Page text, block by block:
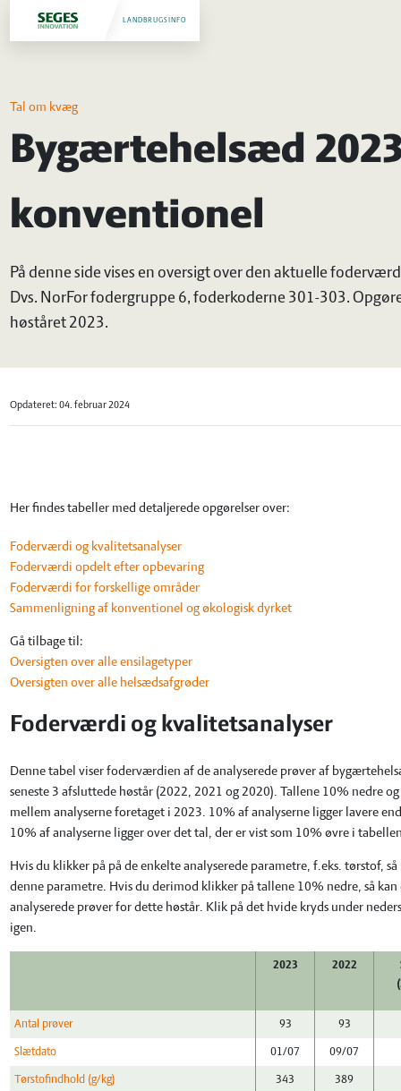
LANDBRUGSINFO
Tal om kvæg
Bygærtehelsæd
konventionel
På denne side vises en oversigt over den aktuelle
Dvs. NorFor fodergruppe 6, foderkoderne 301-303.
høståret 2023.
Opdateret: 04. februar 2024
Her findes tabeller med detaljerede opgørelser over:
Foderværdi og kvalitetsanalyser
Foderværdi opdelt efter opbevaring
Foderværdi for forskellige områder
Sammenligning af konventionel og økologisk dyrket
Gå tilbage til:
Oversigten over alle ensilagetyper
Oversigten over alle helsædsafgrøder
Foderværdi og kvalitetsanalyser
Denne tabel viser foderværdien af de analyserede prøver af
seneste 3 afsluttede høstår (2022, 2021 og 2020). Tallene 10% nedre
mellem analyserne foretaget i 2023. 10% af analyserne ligger lavere
10% af analyserne ligger over det tal, der er vist som 10% øvre i
Hvis du klikker på på de enkelte analyserede parametre, f.eks. tørstof,
denne parametre. Hvis du derimod klikker på tallene 10% nedre, så
analyserede prøver for dette høstår. Klik på det hvide kryds under
igen.
2023 2022
Antal prøver 93 93
Slætdato 01/07 09/07
Tørstofindhold (g/kg) 343 389